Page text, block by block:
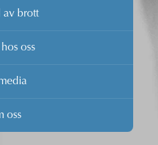
av brott
hos oss
oss